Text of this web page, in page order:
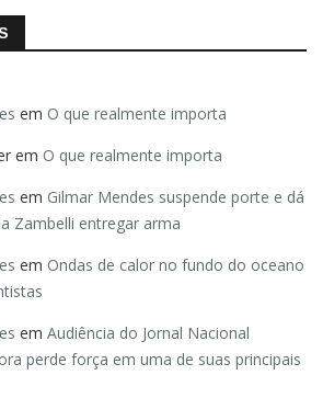
em O que realmente importa
em O que realmente importa
em Gilmar Mendes suspende porte e dá
Zambelli entregar arma
em Ondas de calor no fundo do oceano
em Audiência do Jornal Nacional
perde força em uma de suas principais